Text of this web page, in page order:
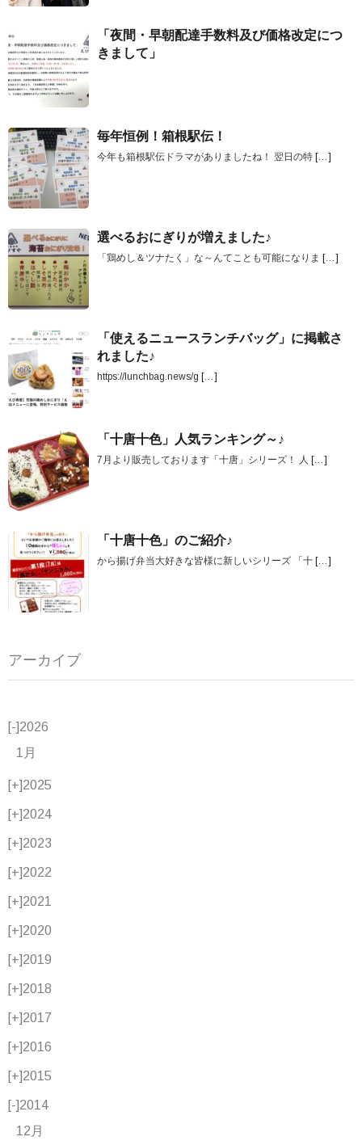
「夜間・早朝配達手数料及び価格改定につ
きまして」
毎年恒例！箱根駅伝！
今年も箱根駅伝ドラマがありましたね！ 翌日の特 […]
選べるおにぎりが増えました♪
「鶏めし＆ツナたく」な～んてことも可能になりま […]
「使えるニュースランチバッグ」に掲載さ
れました♪
https://lunchbag.news/g […]
「十唐十色」人気ランキング～♪
7月より販売しております「十唐」シリーズ！ 人 […]
「十唐十色」のご紹介♪
から揚げ弁当大好きな皆様に新しいシリーズ 「十 […]
アーカイブ
[-]2026
1月
[+]2025
[+]2024
[+]2023
[+]2022
[+]2021
[+]2020
[+]2019
[+]2018
[+]2017
[+]2016
[+]2015
[-]2014
12月